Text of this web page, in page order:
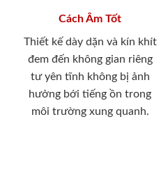
Cách Âm Tốt
Thiết kế dày dặn và kín khít
đem đến không gian riêng
tư yên tĩnh không bị ảnh
hưởng bới tiếng ồn trong
môi trường xung quanh.